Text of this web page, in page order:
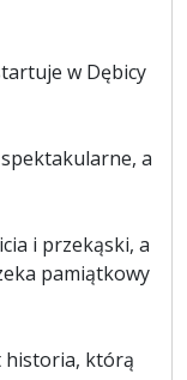
w Dębicy
a
i przekąski, a
pamiątkowy
historia, którą